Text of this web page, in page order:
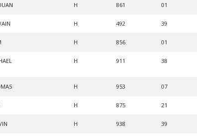
H 861 01
H 492 39
H 856 01
H 911 38
H 953 07
H 875 21
H 938 39